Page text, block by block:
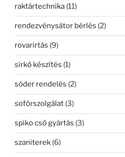
raktártechnika (11)
rendezvénysátor bérlés (2)
rovarirtás (9)
sírkő készítés (1)
sóder rendelés (2)
sofőrszolgálat (3)
spiko cső gyártás (3)
szaniterek (6)